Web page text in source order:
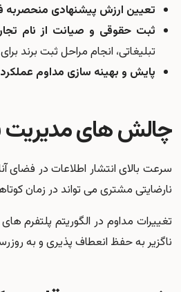
تعیین ارزش پیشنهادی منحصربه
ثبت حقوقی و صیانت از نام
تبلیغاتی، انجام مراحلثبت برند
پایش و بهینه سازی مداوم
چالش های مدیریت
سرعت بالای انتشار اطلاعات در فضای
نارضایتی مشتری می تواند در زمان
تغییرات مداوم در الگوریتم پلتفرم
ناگزیر به حفظ انعطاف پذیری و به